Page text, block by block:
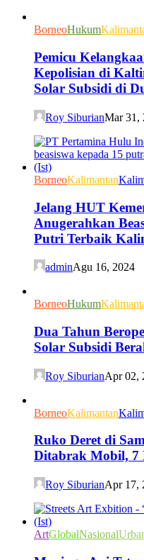
BorneoHukum
Pemicu
Kepolisian di
Solar Subsidi di
Roy SiburianMar 31,
BorneoKalimantan
Jelang HUT
Anugerahkan
Putri Terbaik
adminAgu 16, 2024
BorneoHukum
Dua Tahun
Solar Subsidi
Roy SiburianApr 02,
BorneoKalimantan
Ruko Deret di
Ditabrak Mobil, 7
Roy SiburianApr 17,
ArtGlobalNasional